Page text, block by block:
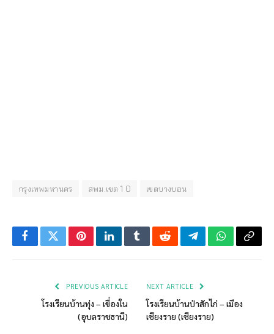
กรุงเทพมหานคร สพม.เขต 1 0 เขตบางบอน
FacebookTwitterPinterestLinkedInTumblrRedditTelegramWhatsApp
Copy
PREVIOUS ARTICLE
โรงเรียนบ้านทุ่ง – เขื่องใน
(อุบลราชธานี)
NEXT ARTICLE
โรงเรียนบ้านป่าสักไก่ – เมือง
เชียงราย (เชียงราย)